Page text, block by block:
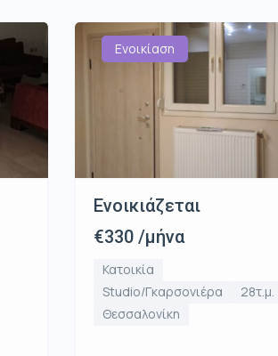
Ενοικίαση
Ενοικιάζεται
€330 /μήνα
Κατοικία
Studio/Γκαρσονιέρα
28τ.μ.
Θεσσαλονίκη